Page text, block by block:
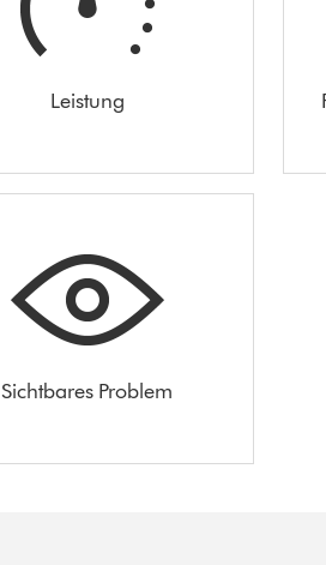
Leistung
Sichtbares Problem